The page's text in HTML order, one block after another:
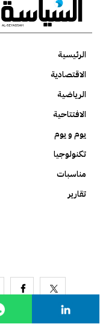
الرئيسية
الاقتصادية
الرياضية
الافتتاحية
يوم و يوم
تكنولوجيا
مناسبات
تقارير